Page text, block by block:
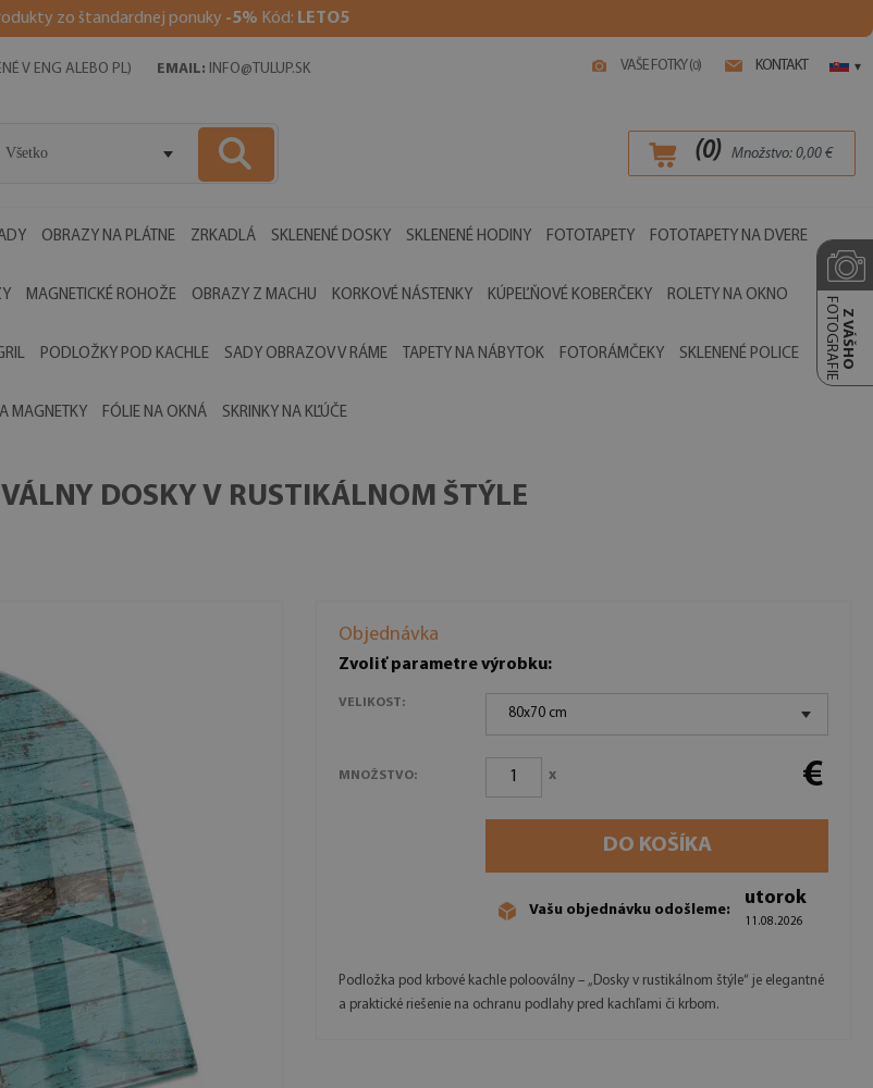
zo štandardnej ponuky -5% Kód: LETO5
VAŠE FOTKY (0) KONTAKT ▾
V ENG ALEBO PL) EMAIL: INFO@TULUP.SK
Všetko (0) Množstvo: 0,00 €
OBRAZY NA PLÁTNE ZRKADLÁ SKLENENÉ DOSKY SKLENENÉ HODINY FOTOTAPETY FOTOTAPETY NA DVERE
MAGNETICKÉ ROHOŽE OBRAZY Z MACHU KORKOVÉ NÁSTENKY KÚPEĽŇOVÉ KOBERČEKY ROLETY NA OKNO
PODLOŽKY POD KACHLE SADY OBRAZOV V RÁME TAPETY NA NÁBYTOK FOTORÁMČEKY SKLENENÉ POLICE
MAGNETKY FÓLIE NA OKNÁ SKRINKY NA KĽÚČE
Z VÁŠHO
FOTOGRAFIE
DOSKY V RUSTIKÁLNOM ŠTÝLE
Objednávka
Zvoliť parametre výrobku:
VELIKOST:
80x70 cm
MNOŽSTVO: x €
DO KOŠÍKA
Vašu objednávku odošleme:
utorok
11.08.2026
Podložka pod krbové kachle polooválny – „Dosky v rustikálnom štýle“ je elegantné
a praktické riešenie na ochranu podlahy pred kachľami či krbom.